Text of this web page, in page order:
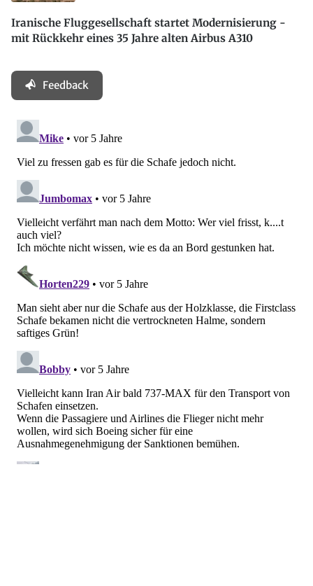
Iranische Fluggesellschaft startet Modernisierung -
mit Rückkehr eines 35 Jahre alten Airbus A310
Feedback